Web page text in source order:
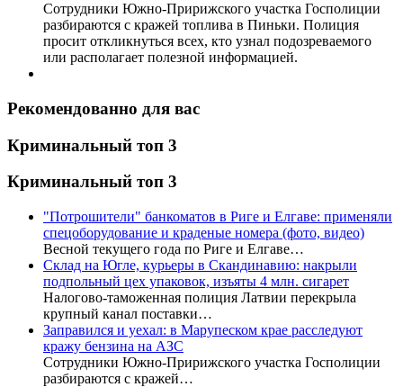
Сотрудники Южно-Пририжского участка Госполиции
разбираются с кражей топлива в Пиньки. Полиция
просит откликнуться всех, кто узнал подозреваемого
или располагает полезной информацией.
Рекомендованно для вас
Криминальный топ 3
Криминальный топ 3
"Потрошители" банкоматов в Риге и Елгаве: применяли
спецоборудование и краденые номера (фото, видео)
Весной текущего года по Риге и Елгаве…
Склад на Югле, курьеры в Скандинавию: накрыли
подпольный цех упаковок, изъяты 4 млн. сигарет
Налогово-таможенная полиция Латвии перекрыла
крупный канал поставки…
Заправился и уехал: в Марупеском крае расследуют
кражу бензина на АЗС
Сотрудники Южно-Пририжского участка Госполиции
разбираются с кражей…